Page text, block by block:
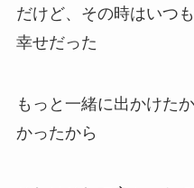
だけど、その時はいつ
幸せだった
もっと一緒に出かけた
かったから